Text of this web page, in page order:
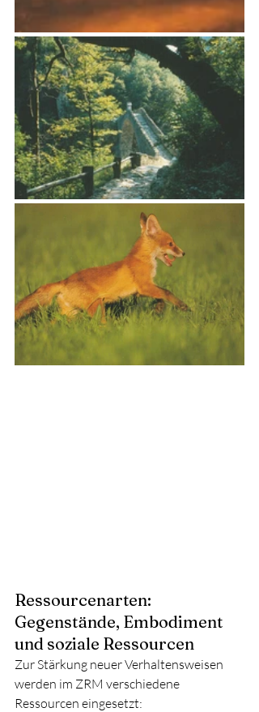
Ressourcenarten:
Gegenstände, Embodiment
und soziale Ressourcen
Zur Stärkung neuer Verhaltensweisen
werden im ZRM verschiedene
Ressourcen eingesetzt: